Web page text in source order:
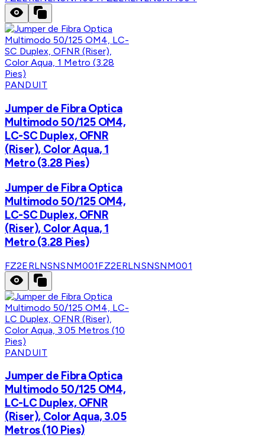
PANDUIT
Jumper de Fibra Optica
Multimodo 50/125 OM4,
LC-SC Duplex, OFNR
(Riser), Color Aqua, 1
Metro (3.28 Pies)
Jumper de Fibra Optica
Multimodo 50/125 OM4,
LC-SC Duplex, OFNR
(Riser), Color Aqua, 1
Metro (3.28 Pies)
FZ2ERLNSNSNM001FZ2ERLNSNSNM001
PANDUIT
Jumper de Fibra Optica
Multimodo 50/125 OM4,
LC-LC Duplex, OFNR
(Riser), Color Aqua, 3.05
Metros (10 Pies)